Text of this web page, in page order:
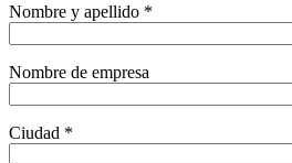
Nombre y apellido *
Nombre de empresa
Ciudad *